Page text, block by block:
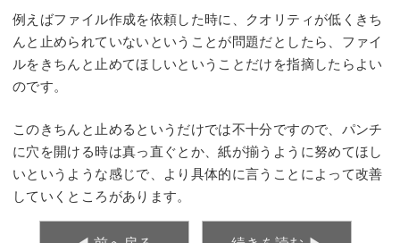
例えばファイル作成を依頼した時に、クオリティが低くきち
んと止められていないということが問題だとしたら、ファイ
ルをきちんと止めてほしいということだけを指摘したらよい
のです。
このきちんと止めるというだけでは不十分ですので、パンチ
に穴を開ける時は真っ直ぐとか、紙が揃うように努めてほし
いというような感じで、より具体的に言うことによって改善
していくところがあります。